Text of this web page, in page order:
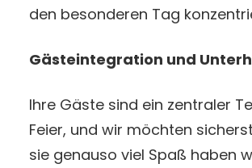
den besonderen Tag
Gästeintegration und
Ihre Gäste sind ein zentraler
Feier, und wir möchten
sie genauso viel Spaß haben